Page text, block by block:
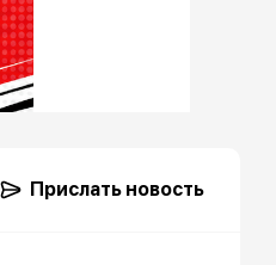
Прислать новость